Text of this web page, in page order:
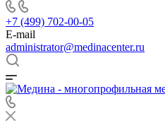
+7 (499) 702-00-05
E-mail
administrator@medinacenter.ru